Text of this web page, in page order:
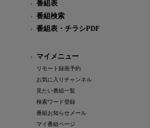
番組表
番組検索
番組表・チラシPDF
マイメニュー
リモート録画予約
お気に入りチャンネル
見たい番組一覧
検索ワード登録
番組お知らせメール
マイ番組ページ